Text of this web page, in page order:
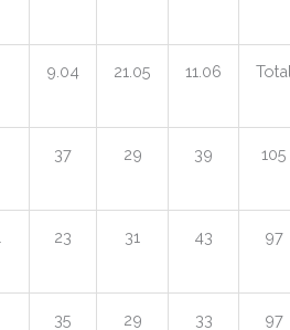
9.04 21.05 11.06
37 29 39 105
23 31 43 97
35 29 33 97